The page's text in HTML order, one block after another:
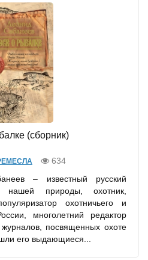
(сборник)
634
– известный русский
нашей природы, охотник,
охотничьего и
многолетний редактор
посвященных охоте
его выдающиеся...